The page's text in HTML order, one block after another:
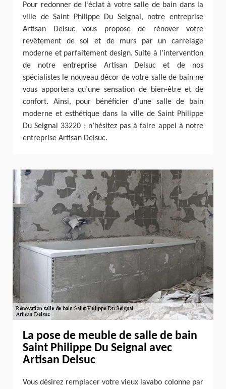
Pour redonner de l’éclat à votre salle de bain dans la
ville de Saint Philippe Du Seignal, notre entreprise
Artisan Delsuc vous propose de rénover votre
revêtement de sol et de murs par un carrelage
moderne et parfaitement design. Suite à l’intervention
de notre entreprise Artisan Delsuc et de nos
spécialistes le nouveau décor de votre salle de bain ne
vous apportera qu’une sensation de bien-être et de
confort. Ainsi, pour bénéficier d’une salle de bain
moderne et esthétique dans la ville de Saint Philippe
Du Seignal 33220 ; n’hésitez pas à faire appel à notre
entreprise Artisan Delsuc.
La pose de meuble de salle de bain
Saint Philippe Du Seignal avec
Artisan Delsuc
Vous désirez remplacer votre vieux lavabo colonne par